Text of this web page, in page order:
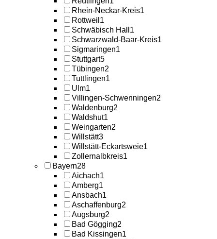
Rhein-Neckar-Kreis1
Rottweil 1
Schwäbisch Hall 1
Schwarzwald-Baar-Kreis1
Sigmaringen1
Stuttgart5
Tübingen2
Tuttlingen1
Ulm1
Villingen-Schwenningen2
Waldenburg2
Waldshut1
Weingarten2
Willstätt3
Willstätt-Eckartsweie1
Zollernalbkreis1
Bayern28
Aichach1
Amberg1
Ansbach1
Aschaffenburg2
Augsburg2
Bad Gögging2
Bad Kissingen1